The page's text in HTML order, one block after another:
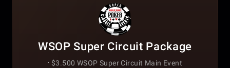
WSOP Super Circuit Package
$3.500 WSOP Super Circuit Main Event